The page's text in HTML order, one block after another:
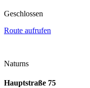
Geschlossen
Route aufrufen
Naturns
Hauptstraße 75